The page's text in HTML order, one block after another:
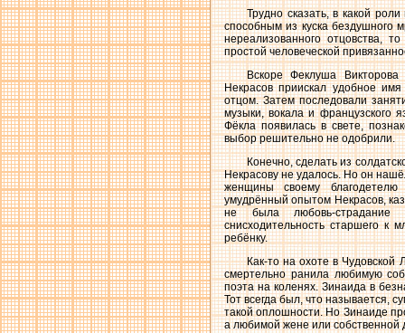
Трудно сказать, в какой
способным из куска бездушного
нереализованного отцовства,
простой человеческой
Вскоре Феклуша
Некрасов приискал удобное
отцом. Затем последовали
музыки, вокала и французского
Фёкла появилась в свете,
выбор решительно не одобрили.
Конечно, сделать из
Некрасову не удалось. Но он
женщины своему
умудрённый опытом Некрасов,
не была любовь-страдание
снисходительность старшего к
ребёнку.
Как-то на охоте в
смертельно ранила любимую
поэта на коленях. Зинаида в
Тот всегда был, что называется,
такой оплошности. Но Зинаиде
а любимой жене или собственной